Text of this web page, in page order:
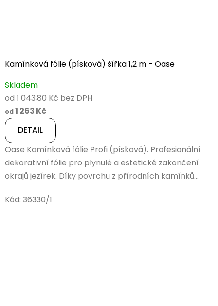
Kamínková fólie (písková) šířka 1,2 m - Oase
Skladem
od 1 043,80 Kč bez DPH
od1 263 Kč
DETAIL
Oase Kamínková fólie Profi (písková). Profesionální
dekorativní fólie pro plynulé a estetické zakončení
okrajů jezírek. Díky povrchu z přírodních kamínků...
Kód: 36330/1